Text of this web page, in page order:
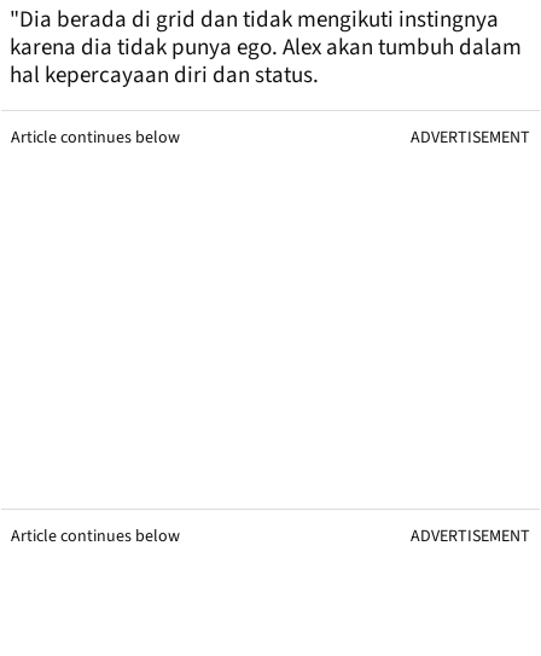
"Dia berada di grid dan tidak mengikuti instingnya
karena dia tidak punya ego. Alex akan tumbuh dalam
hal kepercayaan diri dan status.
Article continues below ADVERTISEMENT
Article continues below ADVERTISEMENT